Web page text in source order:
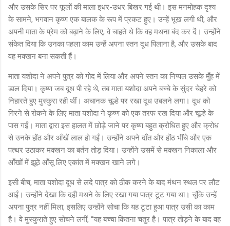
और उसके सिर पर फूलों की माला इधर-उधर बिखर गई थी। इस मनमोहक दृश्य
के सामने, भगवान कृष्ण एक बालक के रूप में प्रकट हुए। उन्हें भूख लगी थी, और
अपनी माता के प्रेम को बढ़ाने के लिए, वे चाहते थे कि वह मथना बंद कर दें। उन्होंने
संकेत दिया कि उनका पहला काम उन्हें अपना स्तन दूध पिलाना है, और उसके बाद
वह मक्खन बना सकती हैं।
माता यशोदा ने अपने पुत्र को गोद में लिया और अपने स्तन का निप्पल उसके मुँह में
डाल दिया। कृष्ण जब दूध पी रहे थे, तब माता यशोदा अपने बच्चे के सुंदर चेहरे को
निहारते हुए मुस्कुरा रही थीं। अचानक चूल्हे पर रखा दूध उबलने लगा। दूध को
गिरने से रोकने के लिए माता यशोदा ने कृष्ण को एक तरफ रख दिया और चूल्हे के
पास गईं। माता द्वारा इस हालत में छोड़े जाने पर कृष्ण बहुत क्रोधित हुए और क्रोध
से उनके होंठ और आँखें लाल हो गईं। उन्होंने अपने दाँत और होंठ भींचे और एक
पत्थर उठाकर मक्खन का बर्तन तोड़ दिया। उन्होंने उसमें से मक्खन निकाला और
आँखों में झूठे आँसू लिए एकांत में मक्खन खाने लगे।
इसी बीच, माता यशोदा दूध से लदे पात्र को ठीक करने के बाद मंथन स्थल पर लौट
आईं। उन्होंने देखा कि दही मथने के लिए रखा गया पात्र टूट गया था। चूंकि उन्हें
अपना पुत्र नहीं मिला, इसलिए उन्होंने सोचा कि यह टूटा हुआ पात्र उसी का काम
है। वे मुस्कुराते हुए सोचने लगीं, “यह बच्चा कितना चतुर है। पात्र तोड़ने के बाद वह